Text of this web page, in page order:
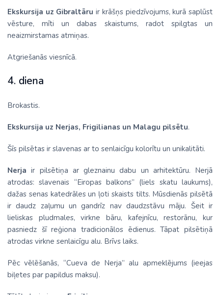
Ekskursija uz Gibraltāru ir krāšņs piedzīvojums, kurā saplūst
vēsture, mīti un dabas skaistums, radot spilgtas un
neaizmirstamas atmiņas.
Atgriešanās viesnīcā.
4. diena
Brokastis.
Ekskursija uz Nerjas, Frigilianas un Malagu pilsētu.
Šīs pilsētas ir slavenas ar to senlaicīgu kolorītu un unikalitāti.
Nerja ir pilsētiņa ar gleznainu dabu un arhitektūru. Nerjā
atrodas: slavenais “Eiropas balkons” (liels skatu laukums),
dažas senas katedrāles un ļoti skaists tilts. Mūsdienās pilsētā
ir daudz zaļumu un gandrīz nav daudzstāvu māju. Šeit ir
lieliskas pludmales, virkne bāru, kafejnīcu, restorānu, kur
pasniedz šī reģiona tradicionālos ēdienus. Tāpat pilsētiņā
atrodas virkne senlaicīgu alu. Brīvs laiks.
Pēc vēlēšanās, “Cueva de Nerja” alu apmeklējums (ieejas
biļetes par papildus maksu).